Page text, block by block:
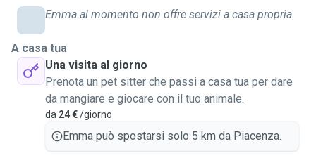
Emma al momento non offre servizi a casa propria.
A casa tua
Una visita al giorno
Prenota un pet sitter che passi a casa tua per dare
da mangiare e giocare con il tuo animale.
da 24 €/giorno
Emma può spostarsi solo 5 km da Piacenza.